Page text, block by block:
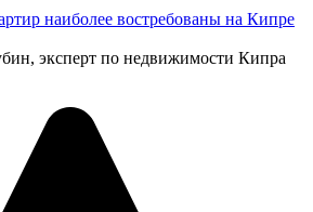
наиболее востребованы на Кипре
эксперт по недвижимости Кипра